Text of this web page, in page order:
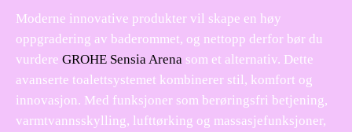
Moderne innovative produkter vil skape en høy
oppgradering av baderommet, og nettopp derfor bør du
vurdere GROHE Sensia Arena som et alternativ. Dette
avanserte toalettsystemet kombinerer stil, komfort og
innovasjon. Med funksjoner som berøringsfri betjening,
varmtvannsskylling, lufttørking og massasjefunksjoner,